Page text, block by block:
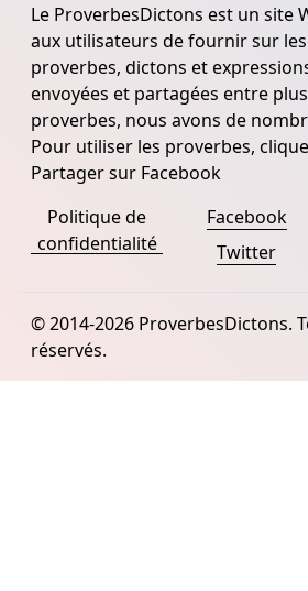
Le ProverbesDictons est un site
aux utilisateurs de fournir sur
proverbes, dictons et
envoyées et partagées entre
proverbes, nous avons de
Pour utiliser les proverbes,
Partager sur Facebook
Politique de
confidentialité
Facebook
Twitter
© 2014-2026 ProverbesDictons.
réservés.